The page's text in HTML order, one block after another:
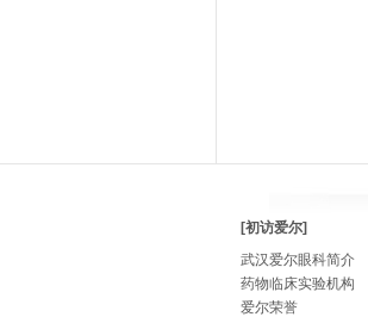
[初访爱尔]
武汉爱尔眼科简介
药物临床实验机构
爱尔荣誉